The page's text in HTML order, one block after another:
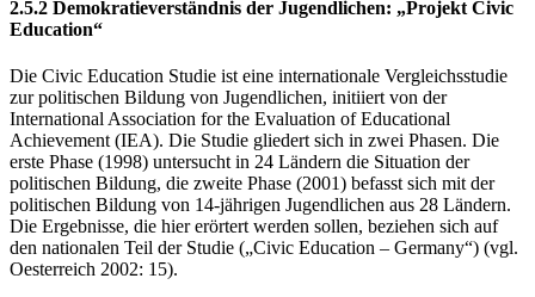
2.5.2 Demokratieverständnis der Jugendlichen: „Projekt Civic
Education“
Die Civic Education Studie ist eine internationale Vergleichsstudie
zur politischen Bildung von Jugendlichen, initiiert von der
International Association for the Evaluation of Educational
Achievement (IEA). Die Studie gliedert sich in zwei Phasen. Die
erste Phase (1998) untersucht in 24 Ländern die Situation der
politischen Bildung, die zweite Phase (2001) befasst sich mit der
politischen Bildung von 14-jährigen Jugendlichen aus 28 Ländern.
Die Ergebnisse, die hier erörtert werden sollen, beziehen sich auf
den nationalen Teil der Studie („Civic Education – Germany“) (vgl.
Oesterreich 2002: 15).